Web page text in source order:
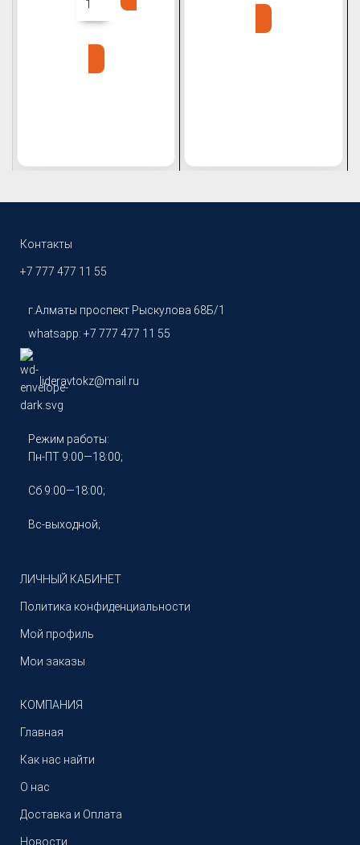
КОМПАНИЯ
Главная
Как нас найти
О нас
Доставка и Оплата
Новости
ЛИЧНЫЙ КАБИНЕТ
Политика конфиденциальности
Мой профиль
Мои заказы
Контакты
+7 777 477 11 55
г.Алматы проспект Рыскулова 68Б/1
whatsapp: +7 777 477 11 55
lideravtokz@mail.ru
Режим работы:
Пн-ПТ 9:00—18:00;
Сб 9:00—18:00;
Вс-выходной;